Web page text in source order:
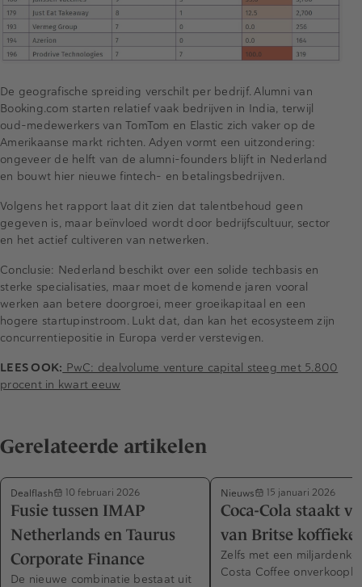
De geografische spreiding verschilt per bedrijf. Alumni van
Booking.com starten relatief vaak bedrijven in India, terwijl
oud-medewerkers van TomTom en Elastic zich vaker op de
Amerikaanse markt richten. Adyen vormt een uitzondering:
ongeveer de helft van de alumni-founders blijft in Nederland
en bouwt hier nieuwe fintech- en betalingsbedrijven.
Volgens het rapport laat dit zien dat talentbehoud geen
gegeven is, maar beïnvloed wordt door bedrijfscultuur, sector
en het actief cultiveren van netwerken.
Conclusie: Nederland beschikt over een solide techbasis en
sterke specialisaties, maar moet de komende jaren vooral
werken aan betere doorgroei, meer groeikapitaal en een
hogere startupinstroom. Lukt dat, dan kan het ecosysteem zijn
concurrentiepositie in Europa verder verstevigen.
LEES OOK: PwC: dealvolume venture capital steeg met 5.800
procent in kwart eeuw
Gerelateerde artikelen
Dealflash 10 februari 2026
Fusie tussen IMAP
Netherlands en Taurus
Corporate Finance
De nieuwe combinatie bestaat uit
Nieuws 15 januari 2026
Coca-Cola staakt
van Britse
Zelfs met een
Costa Coffee